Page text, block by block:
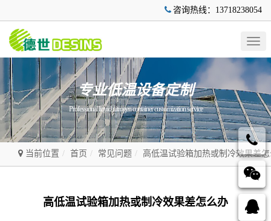
咨询热线：13718238054
专业低温设备定制
Professional liquid nitrogen container customization service
当前位置 首页 常见问题 高低温试验箱加热或制冷效果差
高低温试验箱加热或制冷效果差怎么办